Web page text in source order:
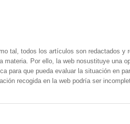
tal, todos los artículos son redactados
materia. Por ello, la web nosustituye una
para que pueda evaluar la situación en
recogida en la web podría ser